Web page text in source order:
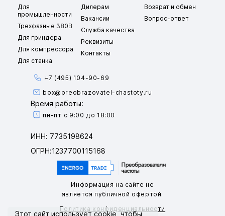
Для
промышленности
Трехфазные 380В
Для гриндера
Для компрессора
Для станка
Дилерам
Вакансии
Служба качества
Реквизиты
Контакты
Возврат и обмен
Вопрос-ответ
+7 (495) 104-90-69
box@preobrazovatel-chastoty.ru
Время работы:
пн-пт с 9:00 до 18:00
ИНН: 7735198624
ОГРН:1237700115168
Информация на сайте не
является публичной офертой.
Политика конфиденциальности
Этот сайт используетcookie, чтобы